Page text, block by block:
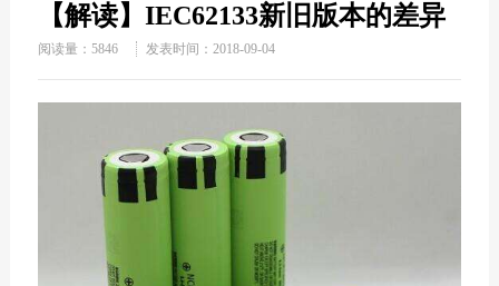
【解读】IEC62133新旧版本的差异
阅读量： 5846 发表时间：2018-09-04